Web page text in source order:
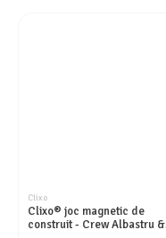
Clixo
Clixo® joc magnetic de
construit - Crew Albastru &